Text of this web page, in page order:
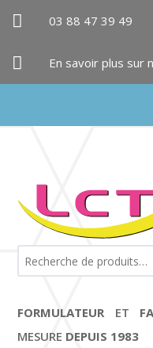
 03 88 47 39 49
 En savoir plus sur
FORMULATEUR ET
MESURE DEPUIS 1983